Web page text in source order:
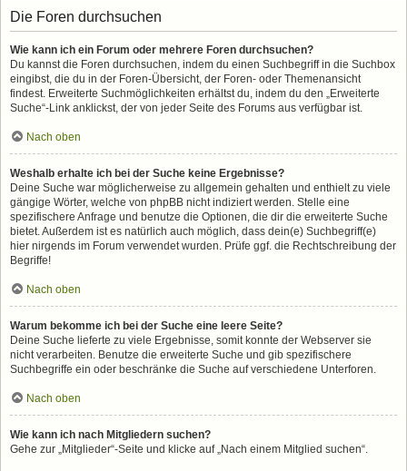
Die Foren durchsuchen
Wie kann ich ein Forum oder mehrere Foren durchsuchen?
Du kannst die Foren durchsuchen, indem du einen Suchbegriff in die Suchbox
eingibst, die du in der Foren-Übersicht, der Foren- oder Themenansicht
findest. Erweiterte Suchmöglichkeiten erhältst du, indem du den „Erweiterte
Suche“-Link anklickst, der von jeder Seite des Forums aus verfügbar ist.
Nach oben
Weshalb erhalte ich bei der Suche keine Ergebnisse?
Deine Suche war möglicherweise zu allgemein gehalten und enthielt zu viele
gängige Wörter, welche von phpBB nicht indiziert werden. Stelle eine
spezifischere Anfrage und benutze die Optionen, die dir die erweiterte Suche
bietet. Außerdem ist es natürlich auch möglich, dass dein(e) Suchbegriff(e)
hier nirgends im Forum verwendet wurden. Prüfe ggf. die Rechtschreibung der
Begriffe!
Nach oben
Warum bekomme ich bei der Suche eine leere Seite?
Deine Suche lieferte zu viele Ergebnisse, somit konnte der Webserver sie
nicht verarbeiten. Benutze die erweiterte Suche und gib spezifischere
Suchbegriffe ein oder beschränke die Suche auf verschiedene Unterforen.
Nach oben
Wie kann ich nach Mitgliedern suchen?
Gehe zur „Mitglieder“-Seite und klicke auf „Nach einem Mitglied suchen“.